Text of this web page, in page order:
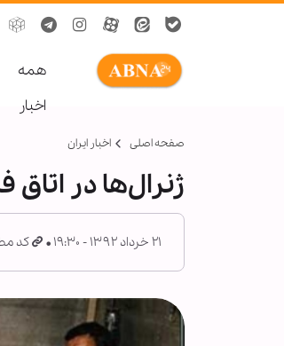
همه
اخبار
صفحه اصلی اخبار ایران
ژنرال‌ها در
۲۱ خرداد ۱۳۹۲ - ۱۹:۳۰ کد